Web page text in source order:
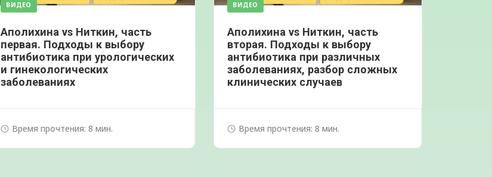
ВИДЕО
Аполихина vs Ниткин, часть
первая. Подходы к выбору
антибиотика при урологических
и гинекологических
заболеваниях
Время прочтения: 8 мин.
ВИДЕО
Аполихина vs Ниткин, часть
вторая. Подходы к выбору
антибиотика при различных
заболеваниях, разбор сложных
клинических случаев
Время прочтения: 8 мин.